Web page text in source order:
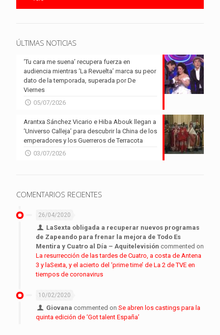
ÚLTIMAS NOTICIAS
‘Tu cara me suena’ recupera fuerza en
audiencia mientras ‘La Revuelta’ marca su peor
dato de la temporada, superada por De
Viernes
05/07/2026
Arantxa Sánchez Vicario e Hiba Abouk llegan a
‘Universo Calleja’ para descubrir la China de los
emperadores y los Guerreros de Terracota
03/07/2026
COMENTARIOS RECIENTES
26/04/2020
LaSexta obligada a recuperar nuevos programas
de Zapeando para frenar la mejora de Todo Es
Mentira y Cuatro al Día – Aquitelevisión commented on
La resurrección de las tardes de Cuatro, a costa de Antena
3 y laSexta, y el acierto del ‘prime time’ de La 2 de TVE en
tiempos de coronavirus
10/02/2020
Giovana commented onSe abren los castings para la
quinta edición de ‘Got talent España’